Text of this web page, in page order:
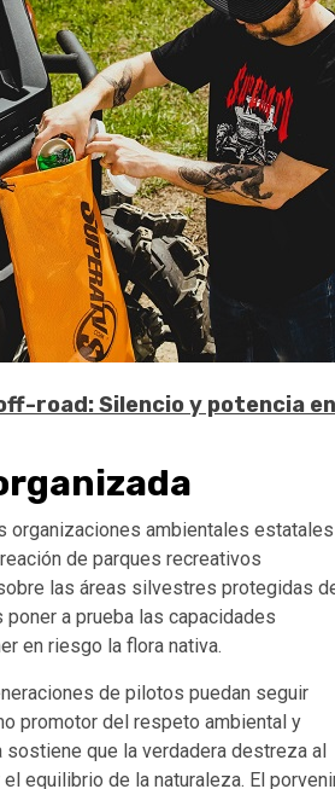
road: Silencio y potencia en
organizaciones ambientales estatales
de parques recreativos
las áreas silvestres protegidas
a prueba las capacidades
en riesgo la flora nativa.
de pilotos puedan seguir
promotor del respeto ambiental y
que la verdadera destreza al
equilibrio de la naturaleza. El